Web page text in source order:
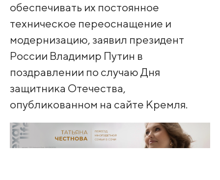
обеспечивать их постоянное
техническое переоснащение и
модернизацию, заявил президент
России Владимир Путин в
поздравлении по случаю Дня
защитника Отечества,
опубликованном на сайте Кремля.